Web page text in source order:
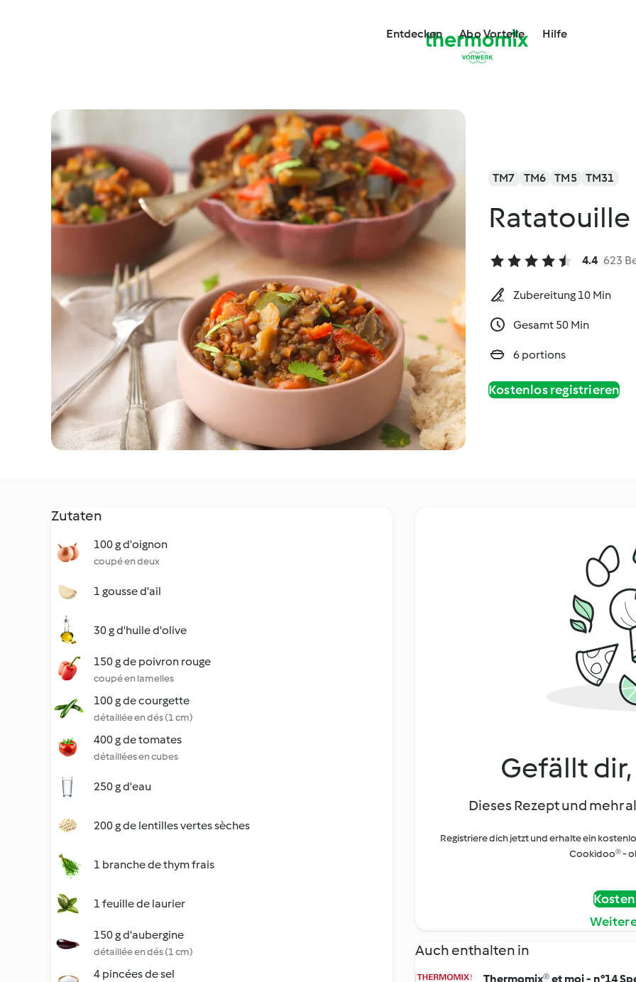
Entdecken Abo Vorteile Hilfe
TM7 TM6 TM5 TM31
4.4 623
Zubereitung 10 Min
Gesamt 50 Min
6 portions
Kostenlos registrieren
Zutaten
100 g d'oignon
coupé en deux
1 gousse d'ail
30 g d'huile d'olive
150 g de poivron rouge
coupé en lamelles
100 g de courgette
détaillée en dés (1 cm)
400 g de tomates
détaillées en cubes
250 g d'eau
200 g de lentilles vertes sèches
1 branche de thym frais
1 feuille de laurier
150 g d'aubergine
détaillée en dés (1 cm)
4 pincées de sel
Gefällt
Dieses Rezept und mehr
Registriere dich jetzt und erhalte ein
Cookidoo® -
Auch enthalten in
Thermomix® et moi - n°14